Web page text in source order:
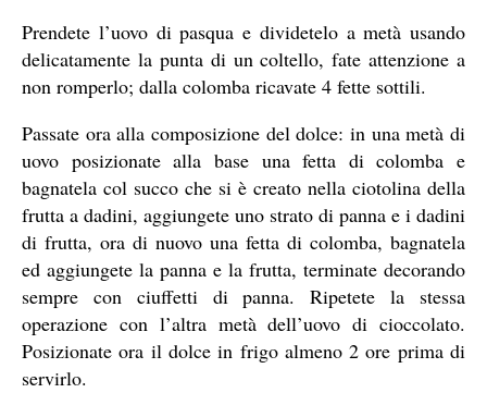
Prendete l’uovo di pasqua e dividetelo a metà usando
delicatamente la punta di un coltello, fate attenzione a
non romperlo; dalla colomba ricavate 4 fette sottili.
Passate ora alla composizione del dolce: in una metà di
uovo posizionate alla base una fetta di colomba e
bagnatela col succo che si è creato nella ciotolina della
frutta a dadini, aggiungete uno strato di panna e i dadini
di frutta, ora di nuovo una fetta di colomba, bagnatela
ed aggiungete la panna e la frutta, terminate decorando
sempre con ciuffetti di panna. Ripetete la stessa
operazione con l’altra metà dell’uovo di cioccolato.
Posizionate ora il dolce in frigo almeno 2 ore prima di
servirlo.